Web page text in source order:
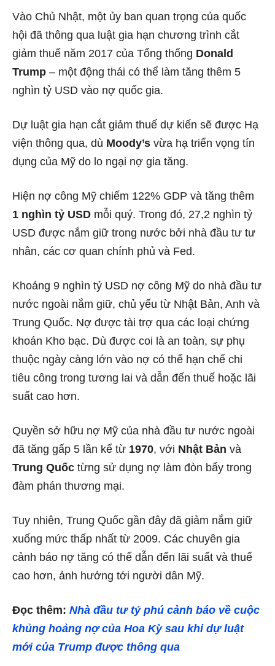
Vào Chủ Nhật, một ủy ban quan trọng của quốc
hội đã thông qua luật gia hạn chương trình cắt
giảm thuế năm 2017 của Tổng thống Donald
Trump – một động thái có thể làm tăng thêm 5
nghìn tỷ USD vào nợ quốc gia.
Dự luật gia hạn cắt giảm thuế dự kiến sẽ được Hạ
viện thông qua, dù Moody’s vừa hạ triển vọng tín
dụng của Mỹ do lo ngại nợ gia tăng.
Hiện nợ công Mỹ chiếm 122% GDP và tăng thêm
1 nghìn tỷ USD mỗi quý. Trong đó, 27,2 nghìn tỷ
USD được nắm giữ trong nước bởi nhà đầu tư tư
nhân, các cơ quan chính phủ và Fed.
Khoảng 9 nghìn tỷ USD nợ công Mỹ do nhà đầu tư
nước ngoài nắm giữ, chủ yếu từ Nhật Bản, Anh và
Trung Quốc. Nợ được tài trợ qua các loại chứng
khoán Kho bạc. Dù được coi là an toàn, sự phụ
thuộc ngày càng lớn vào nợ có thể hạn chế chi
tiêu công trong tương lai và dẫn đến thuế hoặc lãi
suất cao hơn.
Quyền sở hữu nợ Mỹ của nhà đầu tư nước ngoài
đã tăng gấp 5 lần kể từ 1970, với Nhật Bản và
Trung Quốc từng sử dụng nợ làm đòn bẩy trong
đàm phán thương mại.
Tuy nhiên, Trung Quốc gần đây đã giảm nắm giữ
xuống mức thấp nhất từ 2009. Các chuyên gia
cảnh báo nợ tăng có thể dẫn đến lãi suất và thuế
cao hơn, ảnh hưởng tới người dân Mỹ.
Đọc thêm: Nhà đầu tư tỷ phú cảnh báo về cuộc
khủng hoảng nợ của Hoa Kỳ sau khi dự luật
mới của Trump được thông qua